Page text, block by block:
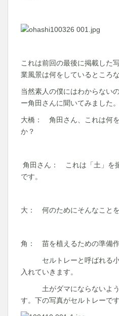
これは前回の最後に掲載した
業風景は何をしているところな
当然素人の僕にはわからない
ー角田さんに聞いてみました。
大橋： 角田さん、これは何
か？
角田さん： これは「土」を
です。
大： 何のためにそんなこと
角： 苗を植えるための準備作
セルトレーと呼ばれる小
入れていきます。
土がダマにならないよう
す。下の写真がセルトレーです